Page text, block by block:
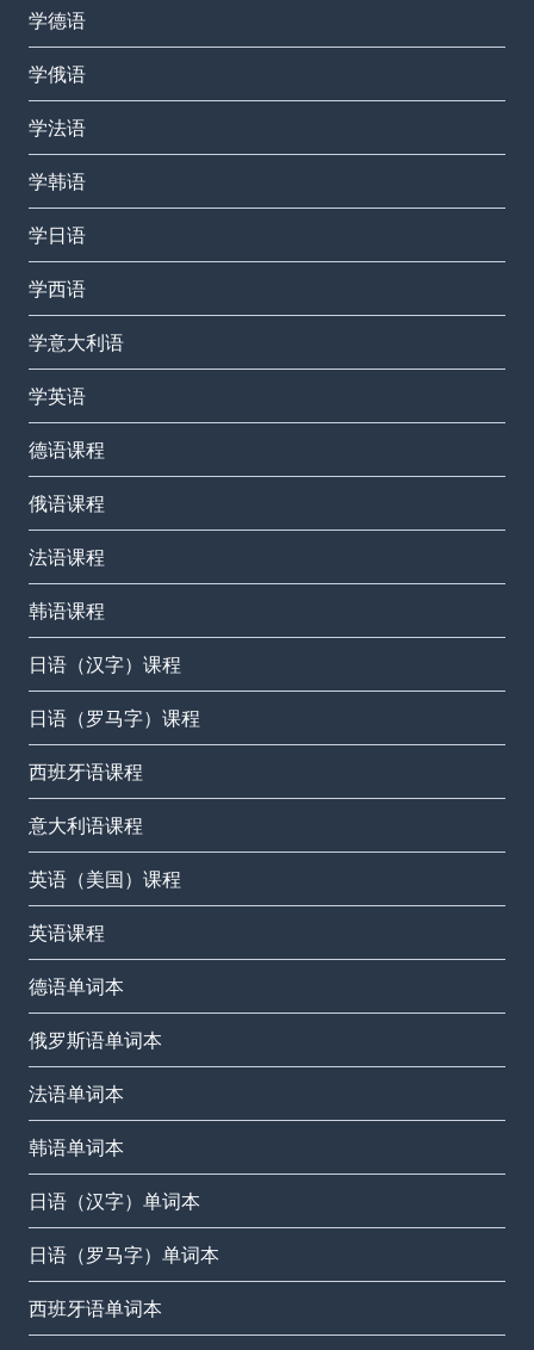
学德语
学俄语
学法语
学韩语
学日语
学西语
学意大利语
学英语
德语课程
俄语课程
法语课程
韩语课程
日语（汉字）课程
日语（罗马字）课程
西班牙语课程
意大利语课程
英语（美国）课程
英语课程
德语单词本
俄罗斯语单词本
法语单词本
韩语单词本
日语（汉字）单词本
日语（罗马字）单词本
西班牙语单词本